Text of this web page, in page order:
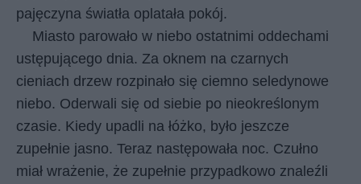
pajęczyna światła oplatała pokój.
Miasto parowało w niebo ostatnimi oddechami
ustępującego dnia. Za oknem na czarnych
cieniach drzew rozpinało się ciemno seledynowe
niebo. Oderwali się od siebie po nieokreślonym
czasie. Kiedy upadli na łóżko, było jeszcze
zupełnie jasno. Teraz następowała noc. Czułno
miał wrażenie, że zupełnie przypadkowo znaleźli